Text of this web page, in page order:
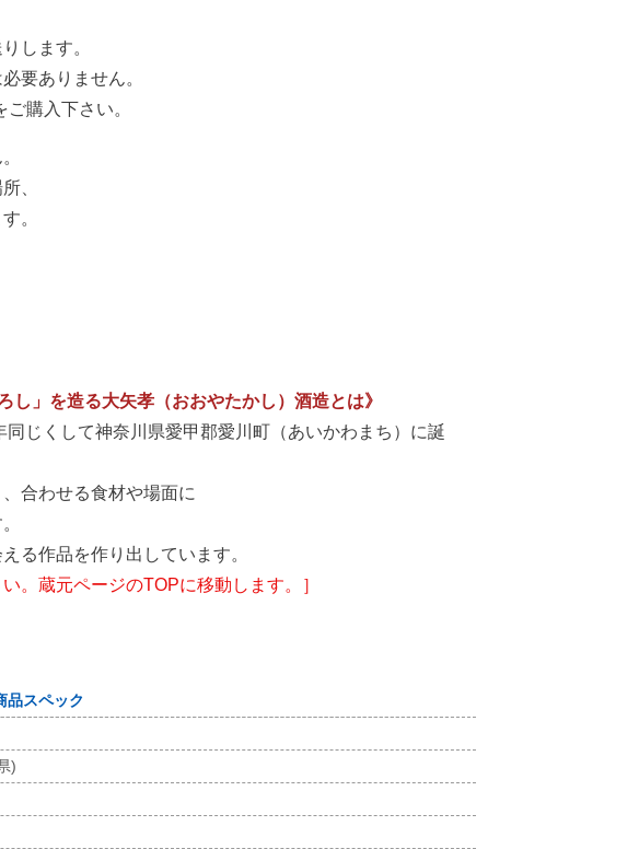
します。
要ありません。
ご購入下さい。
、
。
」を造る大矢孝（おおやたかし）酒造とは》
じくして神奈川県愛甲郡愛川町（あいかわまち）に誕
合わせる食材や場面に
る作品を作り出しています。
。蔵元ページのTOPに移動します。］
品スペック
)